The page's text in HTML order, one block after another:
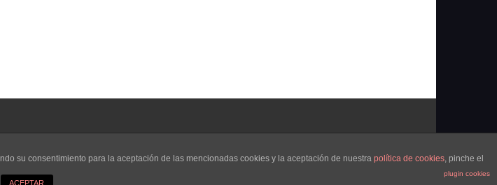
su consentimiento para la aceptación de las mencionadas cookies y la aceptación de nuestra política de cookies, pinche el
plugin cookies
ACEPTAR